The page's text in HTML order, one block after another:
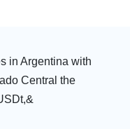
in Argentina with
Central the